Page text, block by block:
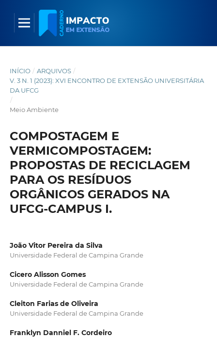
INÍCIO / ARQUIVOS /
V. 3 N. 1 (2023): XVI ENCONTRO DE EXTENSÃO UNIVERSITÁRIA
DA UFCG
/
Meio Ambiente
COMPOSTAGEM E
VERMICOMPOSTAGEM:
PROPOSTAS DE RECICLAGEM
PARA OS RESÍDUOS
ORGÂNICOS GERADOS NA
UFCG-CAMPUS I.
João Vitor Pereira da Silva
Universidade Federal de Campina Grande
Cicero Alisson Gomes
Universidade Federal de Campina Grande
Cleiton Farias de Oliveira
Universidade Federal de Campina Grande
Franklyn Danniel F. Cordeiro